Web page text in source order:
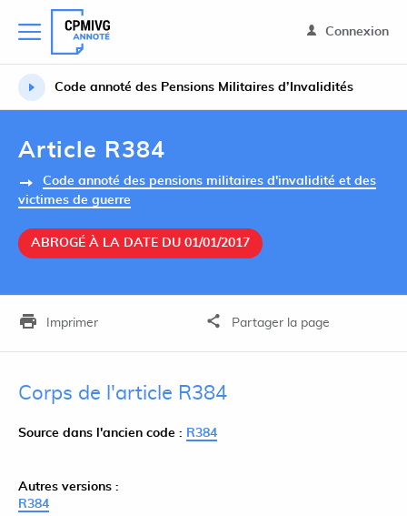
Connexion
Code annoté des Pensions Militaires d’Invalidités
Article R384
Code annoté des pensions militaires d'invalidité et des
victimes de guerre
ABROGÉ À LA DATE DU 01/01/2017
Imprimer Partager la page
Corps de l'article R384
Source dans l'ancien code : R384
Autres versions :
R384